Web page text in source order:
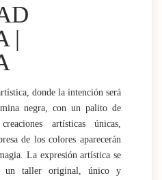
|
donde la intención será
negra, con un palito de
artísticas únicas,
de los colores aparecerán
La expresión artística se
un taller original, único y